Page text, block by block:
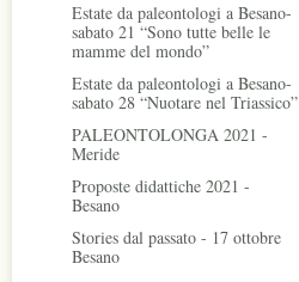
Estate da paleontologi a Besano-
sabato 21 “Sono tutte belle le
mamme del mondo”
Estate da paleontologi a Besano-
sabato 28 “Nuotare nel Triassico”
PALEONTOLONGA 2021 -
Meride
Proposte didattiche 2021 -
Besano
Stories dal passato - 17 ottobre
Besano